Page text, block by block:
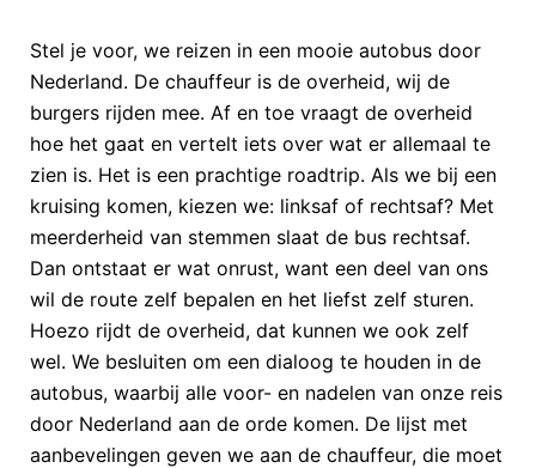
Stel je voor, we reizen in een mooie autobus door
Nederland. De chauffeur is de overheid, wij de
burgers rijden mee. Af en toe vraagt de overheid
hoe het gaat en vertelt iets over wat er allemaal te
zien is. Het is een prachtige roadtrip. Als we bij een
kruising komen, kiezen we: linksaf of rechtsaf? Met
meerderheid van stemmen slaat de bus rechtsaf.
Dan ontstaat er wat onrust, want een deel van ons
wil de route zelf bepalen en het liefst zelf sturen.
Hoezo rijdt de overheid, dat kunnen we ook zelf
wel. We besluiten om een dialoog te houden in de
autobus, waarbij alle voor- en nadelen van onze reis
door Nederland aan de orde komen. De lijst met
aanbevelingen geven we aan de chauffeur, die moet